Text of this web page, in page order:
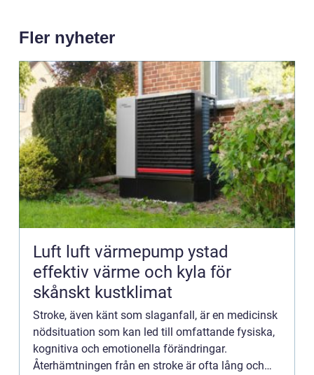
Fler nyheter
Luft luft värmepump ystad
effektiv värme och kyla för
skånskt kustklimat
Stroke, även känt som slaganfall, är en medicinsk
nödsituation som kan led till omfattande fysiska,
kognitiva och emotionella förändringar.
Återhämtningen från en stroke är ofta lång och